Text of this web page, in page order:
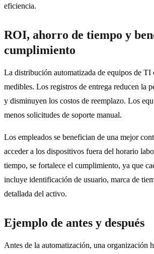
eficiencia.
ROI, ahorro de tiempo y
cumplimiento
La distribución automatizada de equipos de TI
medibles. Los registros de entrega reducen la
y disminuyen los costos de reemplazo. Los
menos solicitudes de soporte manual.
Los empleados se benefician de una mejor
acceder a los dispositivos fuera del horario
tiempo, se fortalece el cumplimiento, ya que
incluye identificación de usuario, marca de
detallada del activo.
Ejemplo de antes y después
Antes de la automatización, una organización